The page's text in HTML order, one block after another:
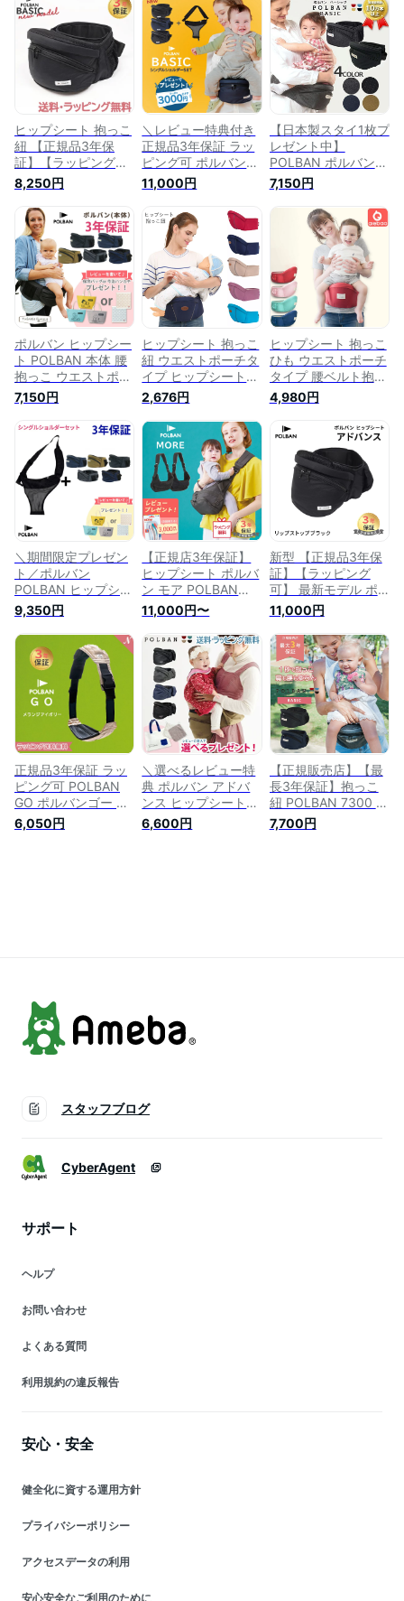
ヒップシート 抱っこ
紐 【正規品3年保
証】【ラッピング
可】【ポイント10
倍】 ポルバン ベー
シック POLBAN ヒ
ップシート リップス
トップブラック 最新
モデル ナイロン ベ
ビーキャリア 抱っこ
ひも ウエストポーチ
腰抱っこ あす楽対応
8,250円
＼レビュー特典付き
正規品3年保証 ラッ
ピング可 ポルバン
ベーシック POLBAN
ヒップシート + シン
グルショルダー 付き
2点セット 最新モデ
ル ナイロン ベビー
キャリア 抱っこひも
ウエストポーチ 腰抱
っこ【ナチュラルリ
ビング】
11,000円
【日本製スタイ1枚プ
レゼント中】
POLBAN ポルバン
ベーシック 抱っこ
ひも（本体） ウエス
トポーチタイプ ヒッ
プシート 腰ベルト抱
っこひも 子守帯 抱
っこ紐 対面抱っこ
前向き抱っこ 腰抱っ
こ たて抱っこ ベビ
ー【正規取扱店】
【メーカー保証1年
間】【あす楽対応】
7,150円
ポルバン ヒップシー
ト POLBAN 本体 腰
抱っこ ウエストポー
チタイプ 抱っこひも
抱っこ紐 ベビーキャ
リー
7,150円
ヒップシート 抱っこ
紐 ウエストポーチタ
イプ ヒップシート
腰ベルト抱っこひも
抱っこ紐 対面抱っ
こ/前向き抱っこ/腰
抱っこ/たて抱っこ/
ベビー 新生児 赤ち
ゃん 出産祝い 抱っ
こ
2,676円
ヒップシート 抱っこ
ひも ウエストポーチ
タイプ 腰ベルト抱っ
こひも 子守帯 抱っ
こ紐 対面抱っこ 前
向き抱っこ 腰抱っこ
たて抱っこ ベビー
4,980円
＼期間限定プレゼン
ト／ポルバン
POLBAN ヒップシー
ト シングルショルダ
ーセット 腰抱っこ
ウエストポーチタイ
プ 抱っこひも 抱っ
こ紐 ベビーキャリー
9,350円
【正規店3年保証】
ヒップシート ポルバ
ン モア POLBAN
MORE ポルバンモア
ブラック 最新モデル
お出かけ ショルダー
バッグ 抱っこひも
ヒップシート ウエス
トポーチ 腰 抱っこ
楽 軽量 出産祝い コ
ーデュラナイロン
11,000円〜
新型 【正規品3年保
証】【ラッピング
可】 最新モデル ポ
ルバン アドバンス
POLBAN ADVANCE
ヒップシート リップ
ストップブラック ベ
ビーキャリア 抱っこ
ひも ウエストポーチ
タイプ / 前向き / 横
抱き / 簡単 / 腰ベル
ト / 正規品3年保証
11,000円
正規品3年保証 ラッ
ピング可 POLBAN
GO ポルバンゴー メ
ランジアイボリー ス
リングシート 抱っこ
6,050円
＼選べるレビュー特
典 ポルバン アドバ
ンス ヒップシート
旧モデル POLBAN
ADVANCE ベビーキ
6,600円
【正規販売店】【最
長3年保証】抱っこ
紐 POLBAN 7300 ポ
ルバン ベビーキャリ
ー ヒップシート 本
7,700円
スタッフブログ
CyberAgent
サポート
ヘルプ
お問い合わせ
よくある質問
利用規約の違反報告
安心・安全
健全化に資する運用方針
プライバシーポリシー
アクセスデータの利用
安心安全なご利用のために